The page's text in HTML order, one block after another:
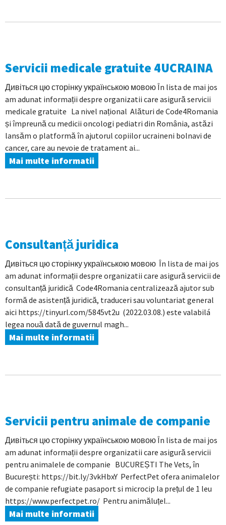
Servicii medicale gratuite 4UCRAINA
Дивіться цю сторінку українською мовою În lista de mai jos
am adunat informații despre organizatii care asigură servicii
medicale gratuite La nivel național Alături de Code4Romania
și împreună cu medicii oncologi pediatri din România, astăzi
lansăm o platformă în ajutorul copiilor ucraineni bolnavi de
cancer, care au nevoie de tratament ai...
Mai multe informatii
Consultanță juridica
Дивіться цю сторінку українською мовою În lista de mai jos
am adunat informații despre organizatii care asigură servicii de
consultanță juridică Code4Romania centralizează ajutor sub
formă de asistență juridică, traduceri sau voluntariat general
aici https://tinyurl.com/5845vt2u (2022.03.08.) este valabilá
legea nouă dată de guvernul magh...
Mai multe informatii
Servicii pentru animale de companie
Дивіться цю сторінку українською мовою În lista de mai jos
am adunat informații despre organizatii care asigură servicii
pentru animalele de companie BUCUREȘTI The Vets, în
București: https://bit.ly/3vkHbxY PerfectPet ofera animalelor
de companie refugiate pasaport si microcip la prețul de 1 leu
https://www.perfectpet.ro/ Pentru animăluțel...
Mai multe informatii